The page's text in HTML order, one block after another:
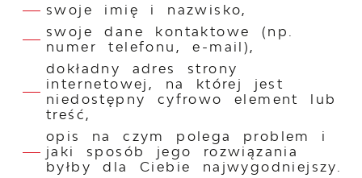
swoje imię i nazwisko,
swoje dane kontaktowe (np.
numer telefonu, e-mail),
dokładny adres strony
internetowej, na której jest
niedostępny cyfrowo element lub
treść,
opis na czym polega problem i
jaki sposób jego rozwiązania
byłby dla Ciebie najwygodniejszy.